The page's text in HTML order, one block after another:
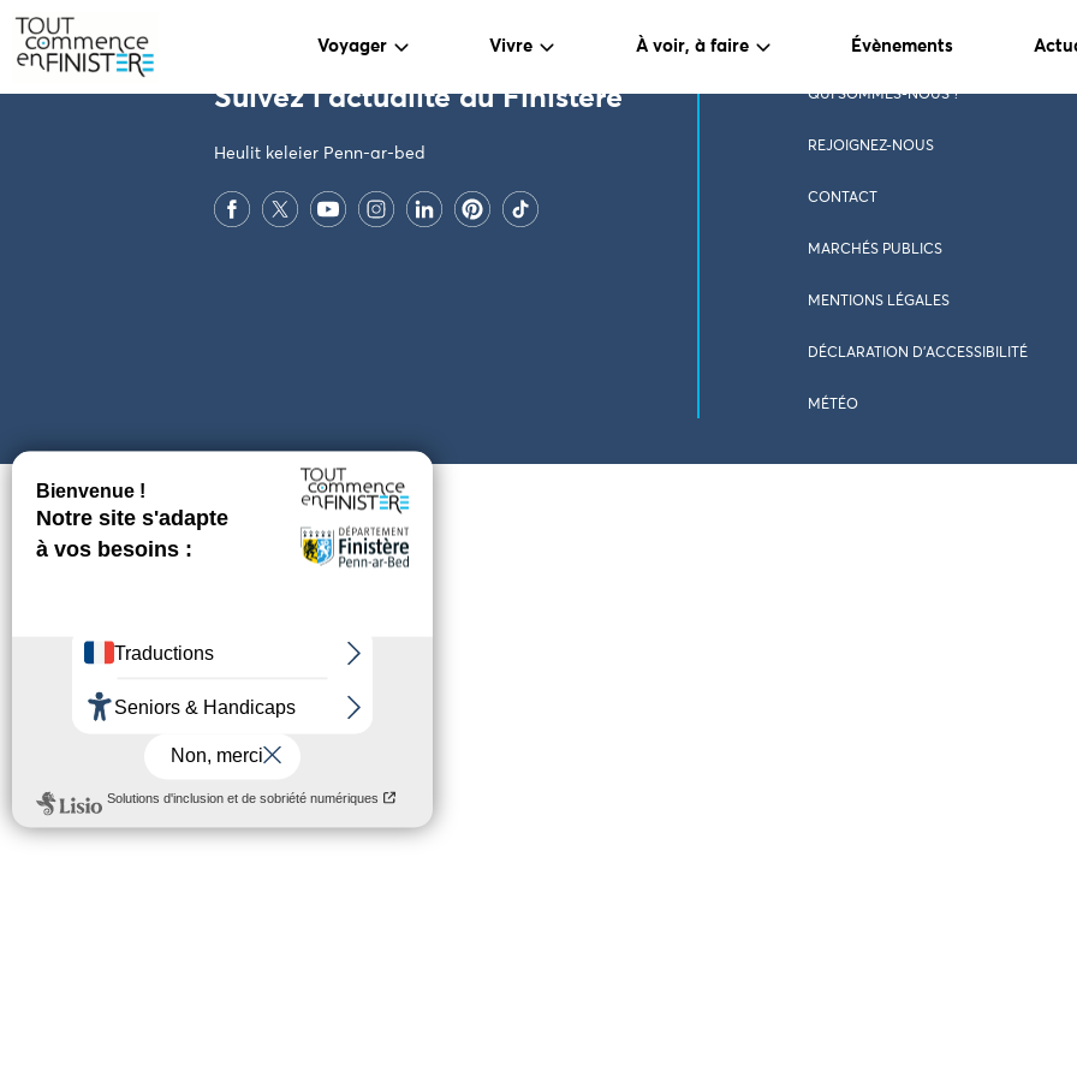
Voyager Vivre À voir, à faire Évènements
Suivez l'actualité du Finistère
Heulit keleier Penn-ar-bed
QUI SOMMES-NOUS ?
REJOIGNEZ-NOUS
CONTACT
MARCHÉS PUBLICS
MENTIONS LÉGALES
DÉCLARATION D’ACCESSIBILITÉ
MÉTÉO